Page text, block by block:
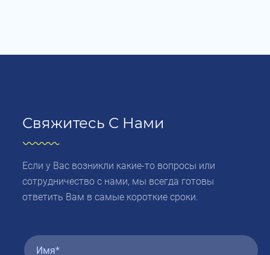
Свяжитесь С Нами
Если у Вас возникли какие-то вопросы или
сотрудничество с нами, мы всегда готовы
ответить Вам в самые короткие сроки.